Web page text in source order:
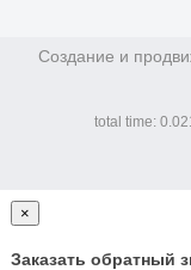
Создание и
total time:
×
Заказать обратный